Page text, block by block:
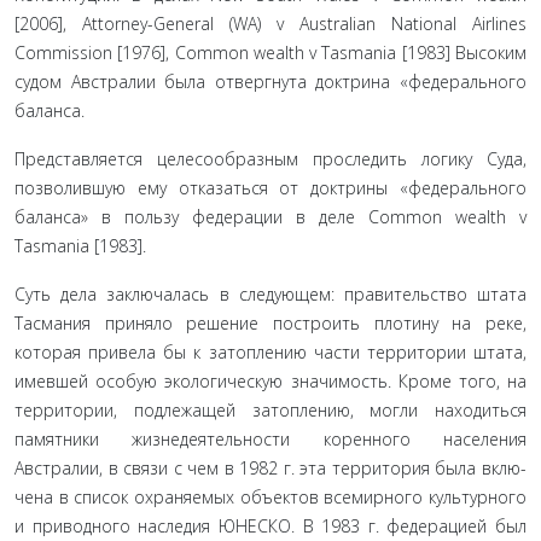
[2006], Attorney-General (WA) v Australian National Airlines
Commission [1976], Common wealth v Tasmania [1983] Высо­ким
судом Австралии была отвергнута доктрина «федераль­ного
баланса.
Представляется целесообразным проследить логику Суда,
позволившую ему отказаться от доктрины «федераль­ного
баланса» в пользу федерации в деле Common wealth v
Tasmania [1983].
Суть дела заключалась в следующем: правительство штата
Тасмания приняло решение построить плотину на реке,
которая привела бы к затоплению части территории штата,
имевшей особую экологическую значимость. Кроме того, на
территории, подлежащей затоплению, могли нахо­диться
памятники жизнедеятельности коренного населения
Австралии, в связи с чем в 1982 г. эта территория была вклю­
чена в список охраняемых объектов всемирного культурно­го
и приводного наследия ЮНЕСКО. В 1983 г. федерацией был